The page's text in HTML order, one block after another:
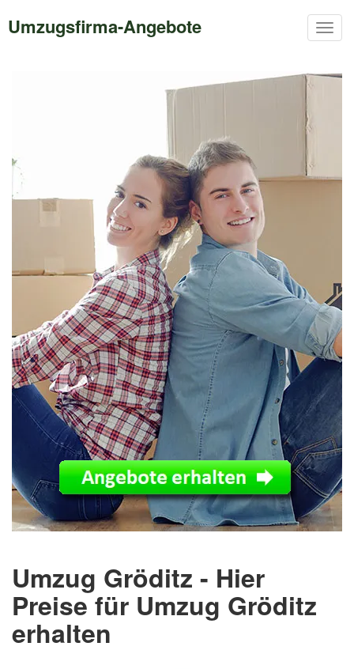
Umzugsfirma-Angebote
Umzug Gröditz - Hier
Preise für Umzug Gröditz
erhalten